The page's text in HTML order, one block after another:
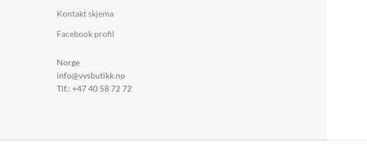
Kontakt skjema
Facebook profil
Norge
info@vvsbutikk.no
Tlf.: +47 40 58 72 72